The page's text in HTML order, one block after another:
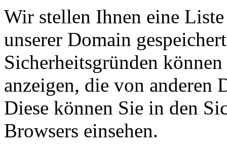
Wir stellen Ihnen eine
unserer Domain
Sicherheitsgründen
anzeigen, die von anderen
Diese können Sie in den
Browsers einsehen.